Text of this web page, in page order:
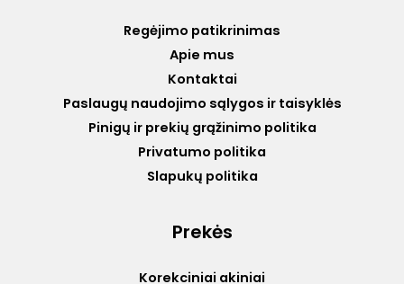
Regėjimo patikrinimas
Apie mus
Kontaktai
Paslaugų naudojimo sąlygos ir taisyklės
Pinigų ir prekių grąžinimo politika
Privatumo politika
Slapukų politika
Prekės
Korekciniai akiniai